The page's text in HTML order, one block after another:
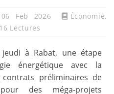
06 Feb 2026 Économie,
Lectures
à Rabat, une étape
énergétique avec la
préliminaires de
des méga-projets